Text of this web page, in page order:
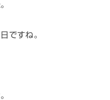
ですね。